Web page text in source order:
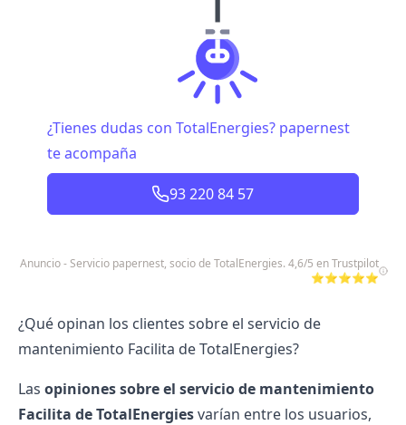
¿Tienes dudas con TotalEnergies? papernest
te acompaña
93 220 84 57
Anuncio - Servicio papernest, socio de TotalEnergies. 4,6/5 en Trustpilot
⭐⭐⭐⭐⭐
¿Qué opinan los clientes sobre el servicio de
mantenimiento Facilita de TotalEnergies?
Las opiniones sobre el servicio de mantenimiento
Facilita de TotalEnergiesvarían entre los usuarios,